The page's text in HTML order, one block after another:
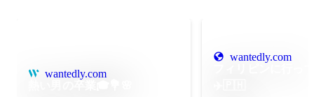
wantedly.com
wantedly.com